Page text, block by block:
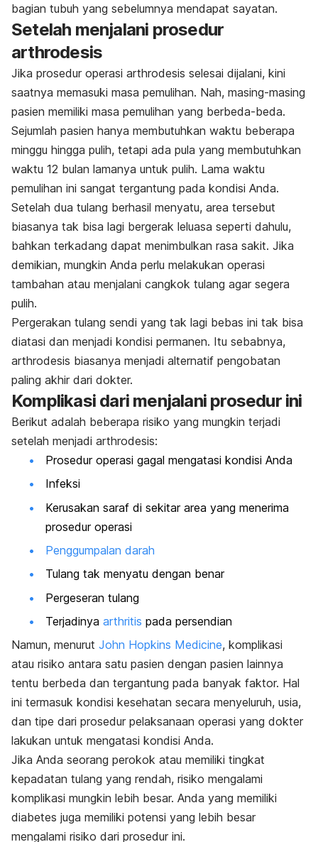
bagian tubuh yang sebelumnya mendapat sayatan.
Setelah menjalani prosedur
arthrodesis
Jika prosedur operasi arthrodesis selesai dijalani, kini
saatnya memasuki masa pemulihan. Nah, masing-masing
pasien memiliki masa pemulihan yang berbeda-beda.
Sejumlah pasien hanya membutuhkan waktu beberapa
minggu hingga pulih, tetapi ada pula yang membutuhkan
waktu 12 bulan lamanya untuk pulih. Lama waktu
pemulihan ini sangat tergantung pada kondisi Anda.
Setelah dua tulang berhasil menyatu, area tersebut
biasanya tak bisa lagi bergerak leluasa seperti dahulu,
bahkan terkadang dapat menimbulkan rasa sakit. Jika
demikian, mungkin Anda perlu melakukan operasi
tambahan atau menjalani cangkok tulang agar segera
pulih.
Pergerakan tulang sendi yang tak lagi bebas ini tak bisa
diatasi dan menjadi kondisi permanen. Itu sebabnya,
arthrodesis biasanya menjadi alternatif pengobatan
paling akhir dari dokter.
Komplikasi dari menjalani prosedur ini
Berikut adalah beberapa risiko yang mungkin terjadi
setelah menjadi arthrodesis:
Prosedur operasi gagal mengatasi kondisi Anda
Infeksi
Kerusakan saraf di sekitar area yang menerima
prosedur operasi
Penggumpalan darah
Tulang tak menyatu dengan benar
Pergeseran tulang
Terjadinya arthritis pada persendian
Namun, menurut John Hopkins Medicine, komplikasi
atau risiko antara satu pasien dengan pasien lainnya
tentu berbeda dan tergantung pada banyak faktor. Hal
ini termasuk kondisi kesehatan secara menyeluruh, usia,
dan tipe dari prosedur pelaksanaan operasi yang dokter
lakukan untuk mengatasi kondisi Anda.
Jika Anda seorang perokok atau memiliki tingkat
kepadatan tulang yang rendah, risiko mengalami
komplikasi mungkin lebih besar. Anda yang memiliki
diabetes juga memiliki potensi yang lebih besar
mengalami risiko dari prosedur ini.